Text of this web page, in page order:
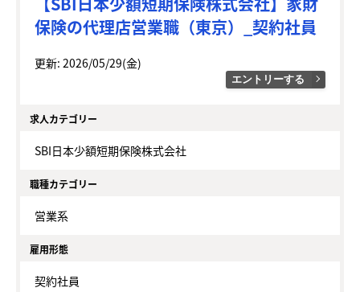
保険の代理店営業職（東京）_契約社員
更新: 2026/05/29(金)
エントリーする
求人カテゴリー
SBI日本少額短期保険株式会社
職種カテゴリー
営業系
雇用形態
契約社員